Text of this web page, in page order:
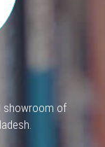
showroom of